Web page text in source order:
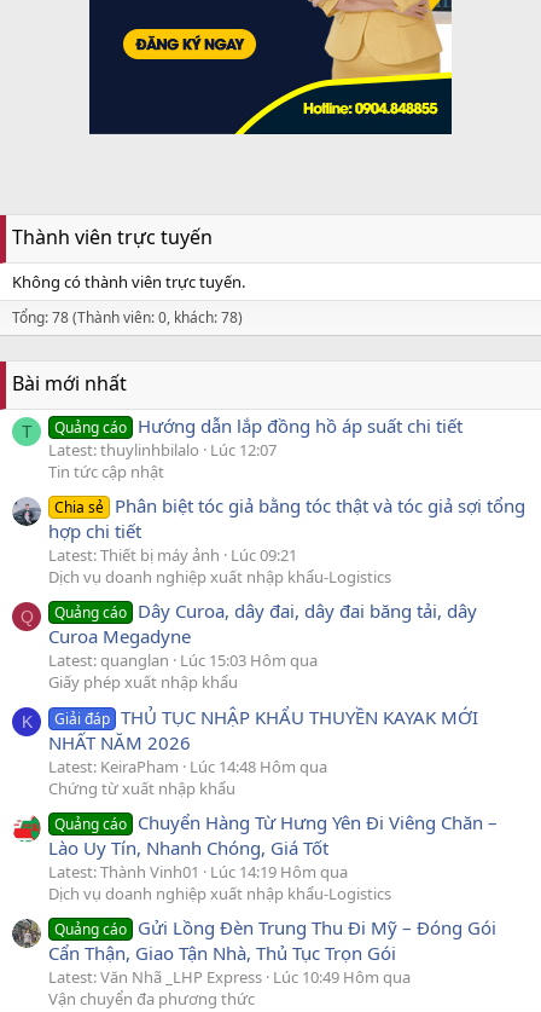
Thành viên trực tuyến
Không có thành viên trực tuyến.
Tổng: 78 (Thành viên: 0, khách: 78)
Bài mới nhất
T Quảng cáo Hướng dẫn lắp đồng hồ áp suất chi tiết
Latest: thuylinhbilalo
Lúc 12:07
Tin tức cập nhật
Chia sẻ Phân biệt tóc giả bằng tóc thật và tóc giả sợi tổng
hợp chi tiết
Latest: Thiết bị máy ảnh
Lúc 09:21
Dịch vụ doanh nghiệp xuất nhập khẩu-Logistics
Q Quảng cáo Dây Curoa, dây đai, dây đai băng tải, dây
Curoa Megadyne
Latest: quanglan
Lúc 15:03 Hôm qua
Giấy phép xuất nhập khẩu
K Giải đáp THỦ TỤC NHẬP KHẨU THUYỀN KAYAK MỚI
NHẤT NĂM 2026
Latest: KeiraPham
Lúc 14:48 Hôm qua
Chứng từ xuất nhập khẩu
Quảng cáo Chuyển Hàng Từ Hưng Yên Đi Viêng Chăn –
Lào Uy Tín, Nhanh Chóng, Giá Tốt
Latest: Thành Vinh01
Lúc 14:19 Hôm qua
Dịch vụ doanh nghiệp xuất nhập khẩu-Logistics
Quảng cáo Gửi Lồng Đèn Trung Thu Đi Mỹ – Đóng Gói
Cẩn Thận, Giao Tận Nhà, Thủ Tục Trọn Gói
Latest: Văn Nhã _LHP Express Lúc 10:49 Hôm qua
Vận chuyển đa phương thức